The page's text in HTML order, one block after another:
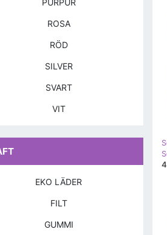
PURPUR
ROSA
RÖD
SILVER
SVART
VIT
EKO LÄDER
FILT
GUMMI